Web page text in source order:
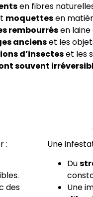
en fibres
moquettesen
rembourrésen laine
ancienset les
d’insecteset les
souvent
:
des
Une
Du
Une